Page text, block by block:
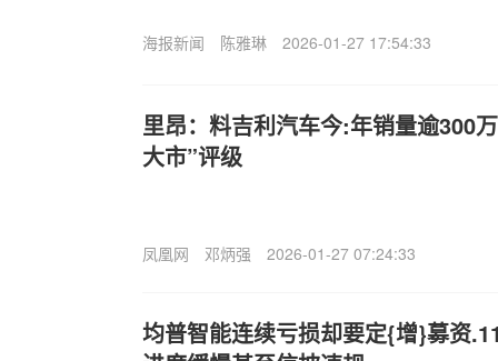
海报新闻 陈雅琳 2026-01-27 17:54:33
里昂：料吉利汽车今:年销量逾300
大市”评级
凤凰网 邓炳强 2026-01-27 07:24:33
均普智能连续亏损却要定{增}募资